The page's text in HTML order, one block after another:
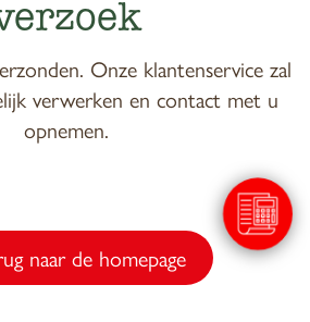
Onze klantenservice zal
verwerken en contact met u
opnemen.
naar de homepage